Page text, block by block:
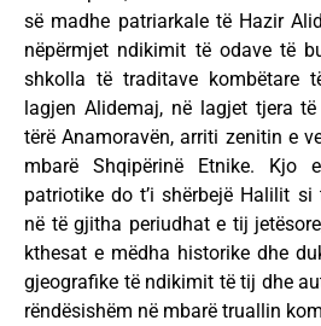
së madhe patriarkale të Hazir
nëpërmjet ndikimit të odave të
shkolla të traditave kombëtare
lagjen Alidemaj, në lagjet tjera
tërë Anamoravën, arriti zenitin e
mbarë Shqipërinë Etnike. Kjo
patriotike do t’i shërbejë Halilit
në të gjitha periudhat e tij
kthesat e mëdha historike dhe
gjeografike të ndikimit të tij dhe
rëndësishëm në mbarë truallin